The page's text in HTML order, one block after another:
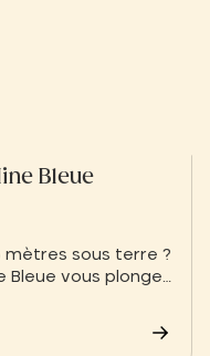
Bleue
mètres sous terre ?
Bleue vous plonge
Slow Village Les